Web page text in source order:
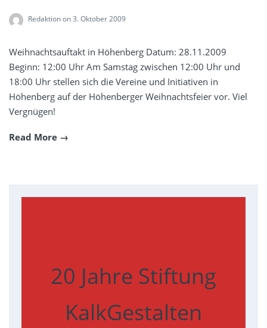
Redaktionon 3. Oktober 2009
Weihnachtsauftakt in Höhenberg Datum: 28.11.2009
Beginn: 12:00 Uhr Am Samstag zwischen 12:00 Uhr und
18:00 Uhr stellen sich die Vereine und Initiativen in
Höhenberg auf der Höhenberger Weihnachtsfeier vor. Viel
Vergnügen!
Read More
20 Jahre Stiftung
KalkGestalten